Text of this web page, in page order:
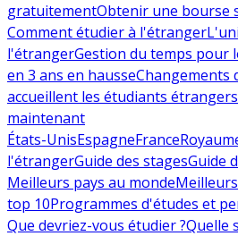
gratuitementObtenir une bourse
Comment étudier à l'étranger
l'étrangerGestion du temps pour
en 3 ans en hausseChangements
accueillent les étudiants étrangers
maintenant
États-UnisEspagneFrance
l'étrangerGuide des stagesGuide
Meilleurs pays au monde
top 10Programmes d'études et
Que devriez-vous étudier ?Quelle